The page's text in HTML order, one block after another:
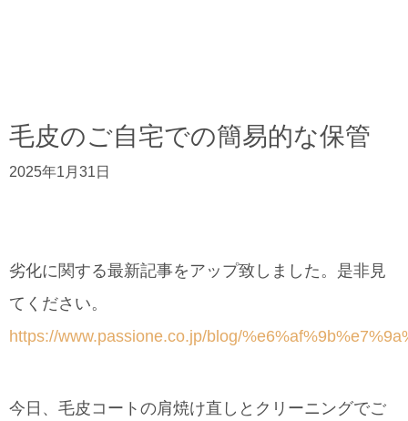
毛皮のご自宅での簡易的な保管
2025年1月31日
劣化に関する最新記事をアップ致しました。是非見
てください。
https://www.passione.co.jp/blog/
今日、毛皮コートの肩焼け直しとクリーニングでご